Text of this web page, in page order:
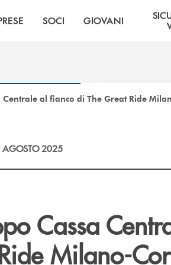
SOCI GIOVANI
Centrale al fianco di The Great Ride
2025
Cassa
Milano-